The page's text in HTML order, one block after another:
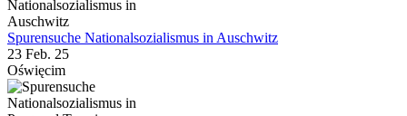
Spurensuche Nationalsozialismus in Auschwitz
23 Feb. 25
Oświęcim